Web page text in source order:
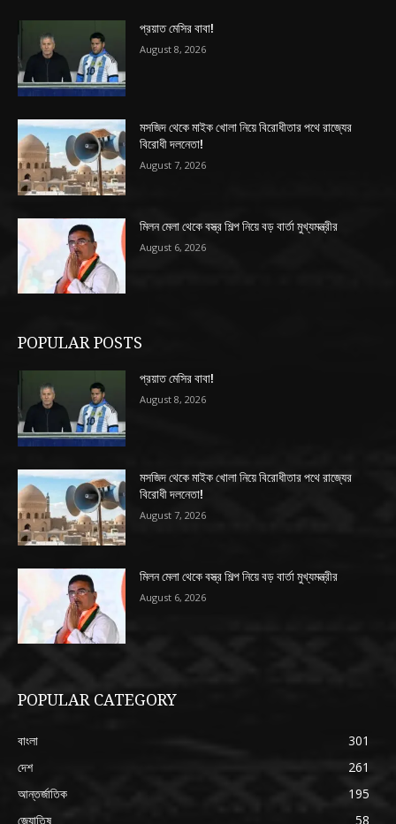
প্রয়াত মেসির বাবা!
August 8, 2026
মসজিদ থেকে মাইক খোলা নিয়ে বিরোধীতার পথে রাজ্যের
বিরোধী দলনেতা!
August 7, 2026
মিলন মেলা থেকে বস্ত্র শিল্প নিয়ে বড় বার্তা মুখ্যমন্ত্রীর
August 6, 2026
POPULAR POSTS
প্রয়াত মেসির বাবা!
August 8, 2026
মসজিদ থেকে মাইক খোলা নিয়ে বিরোধীতার পথে রাজ্যের
বিরোধী দলনেতা!
August 7, 2026
মিলন মেলা থেকে বস্ত্র শিল্প নিয়ে বড় বার্তা মুখ্যমন্ত্রীর
August 6, 2026
POPULAR CATEGORY
বাংলা
301
দেশ
261
আন্তর্জাতিক
195
জ্যোতিষ
58